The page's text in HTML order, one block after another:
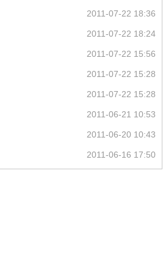
2011-07-22 18:36
2011-07-22 18:24
2011-07-22 15:56
2011-07-22 15:28
2011-07-22 15:28
2011-06-21 10:53
2011-06-20 10:43
2011-06-16 17:50